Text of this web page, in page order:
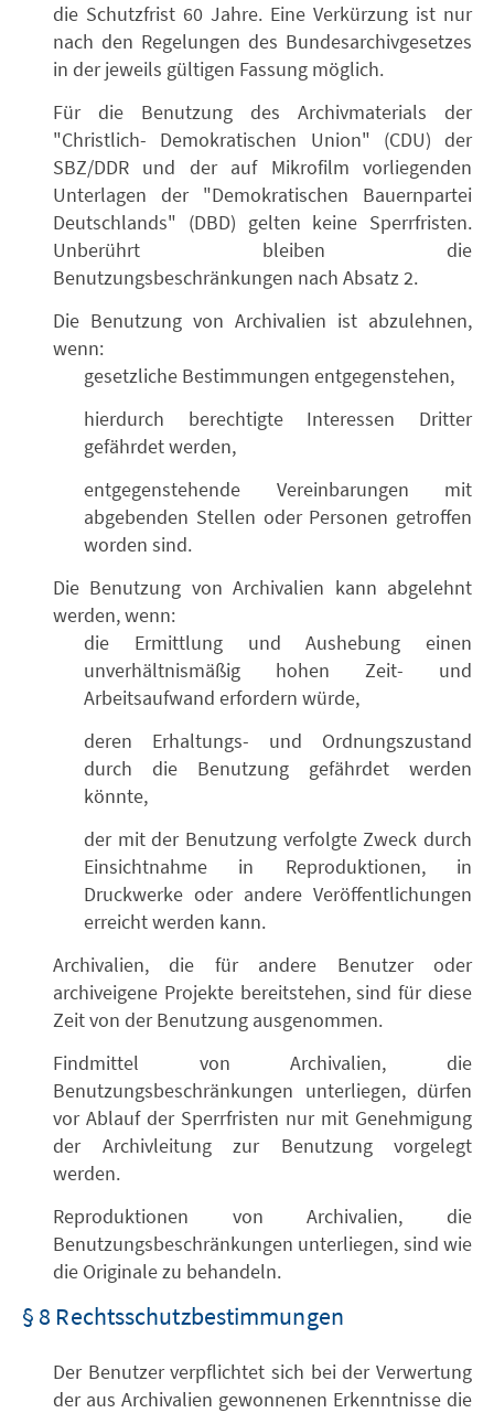
die Schutzfrist 60 Jahre. Eine Verkürzung ist nur
nach den Regelungen des Bundesarchivgesetzes
in der jeweils gültigen Fassung möglich.
Für die Benutzung des Archivmaterials der
"Christlich- Demokratischen Union" (CDU) der
SBZ/DDR und der auf Mikrofilm vorliegenden
Unterlagen der "Demokratischen Bauernpartei
Deutschlands" (DBD) gelten keine Sperrfristen.
Unberührt bleiben die
Benutzungsbeschränkungen nach Absatz 2.
Die Benutzung von Archivalien ist abzulehnen,
wenn:
gesetzliche Bestimmungen entgegenstehen,
hierdurch berechtigte Interessen Dritter
gefährdet werden,
entgegenstehende Vereinbarungen mit
abgebenden Stellen oder Personen getroffen
worden sind.
Die Benutzung von Archivalien kann abgelehnt
werden, wenn:
die Ermittlung und Aushebung einen
unverhältnismäßig hohen Zeit- und
Arbeitsaufwand erfordern würde,
deren Erhaltungs- und Ordnungszustand
durch die Benutzung gefährdet werden
könnte,
der mit der Benutzung verfolgte Zweck durch
Einsichtnahme in Reproduktionen, in
Druckwerke oder andere Veröffentlichungen
erreicht werden kann.
Archivalien, die für andere Benutzer oder
archiveigene Projekte bereitstehen, sind für diese
Zeit von der Benutzung ausgenommen.
Findmittel von Archivalien, die
Benutzungsbeschränkungen unterliegen, dürfen
vor Ablauf der Sperrfristen nur mit Genehmigung
der Archivleitung zur Benutzung vorgelegt
werden.
Reproduktionen von Archivalien, die
Benutzungsbeschränkungen unterliegen, sind wie
die Originale zu behandeln.
§ 8 Rechtsschutzbestimmungen
Der Benutzer verpflichtet sich bei der Verwertung
der aus Archivalien gewonnenen Erkenntnisse die